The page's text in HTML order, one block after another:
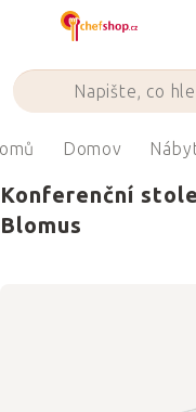
Domov
Konferenční
Blomus